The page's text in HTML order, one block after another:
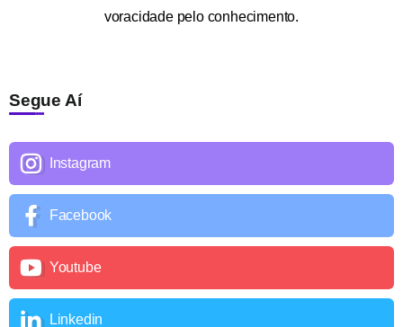
voracidade pelo conhecimento.
Segue Aí
Instagram
Facebook
Youtube
Linkedin